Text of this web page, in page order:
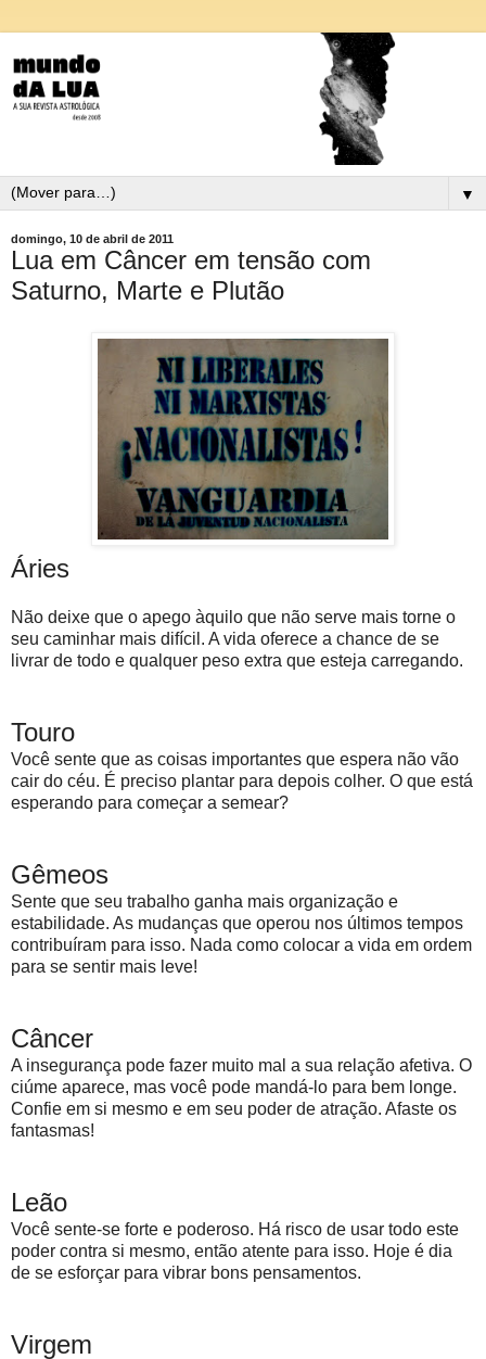
▼
domingo, 10 de abril de 2011
Lua em Câncer em tensão com
Saturno, Marte e Plutão
Áries
Não deixe que o apego àquilo que não serve mais torne o
seu caminhar mais difícil. A vida oferece a chance de se
livrar de todo e qualquer peso extra que esteja carregando.
Touro
Você sente que as coisas importantes que espera não vão
cair do céu. É preciso plantar para depois colher. O que está
esperando para começar a semear?
Gêmeos
Sente que seu trabalho ganha mais organização e
estabilidade. As mudanças que operou nos últimos tempos
contribuíram para isso. Nada como colocar a vida em ordem
para se sentir mais leve!
Câncer
A insegurança pode fazer muito mal a sua relação afetiva. O
ciúme aparece, mas você pode mandá-lo para bem longe.
Confie em si mesmo e em seu poder de atração. Afaste os
fantasmas!
Leão
Você sente-se forte e poderoso. Há risco de usar todo este
poder contra si mesmo, então atente para isso. Hoje é dia
de se esforçar para vibrar bons pensamentos.
Virgem